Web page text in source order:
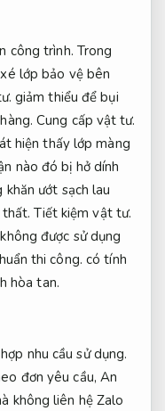
công trình. Trong
lớp bảo vệ bên
giảm thiểu để bụi
Cung cấp vật tư.
hiện thấy lớp màng
nào đó bị hở dính
khăn ướt sạch lau
Tiết kiệm vật tư.
được sử dụng
thi công. có tính
hòa tan.
nhu cầu sử dụng.
đơn yêu cầu, An
không liên hệ Zalo